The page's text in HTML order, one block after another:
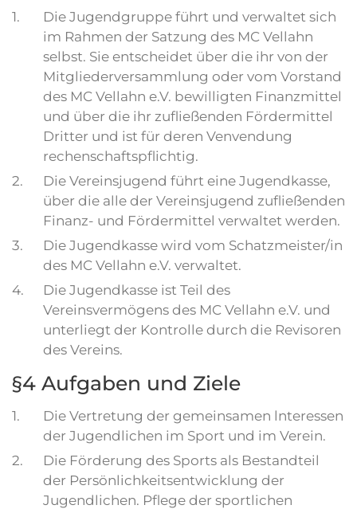
1.
Die Jugendgruppe führt und verwaltet sich
im Rahmen der Satzung des MC Vellahn
selbst. Sie entscheidet über die ihr von der
Mitgliederversammlung oder vom Vorstand
des MC Vellahn e.V. bewilligten Finanzmittel
und über die ihr zufließenden Fördermittel
Dritter und ist für deren Venvendung
rechenschaftspflichtig.
2.
Die Vereinsjugend führt eine Jugendkasse,
über die alle der Vereinsjugend zufließenden
Finanz- und Fördermittel verwaltet werden.
3.
Die Jugendkasse wird vom Schatzmeister/in
des MC Vellahn e.V. verwaltet.
4.
Die Jugendkasse ist Teil des
Vereinsvermögens des MC Vellahn e.V. und
unterliegt der Kontrolle durch die Revisoren
des Vereins.
§4 Aufgaben und Ziele
1.
Die Vertretung der gemeinsamen lnteressen
der Jugendlichen im Sport und im Verein.
2.
Die Förderung des Sports als Bestandteil
der Persönlichkeitsentwicklung der
Jugendlichen. Pflege der sportlichen